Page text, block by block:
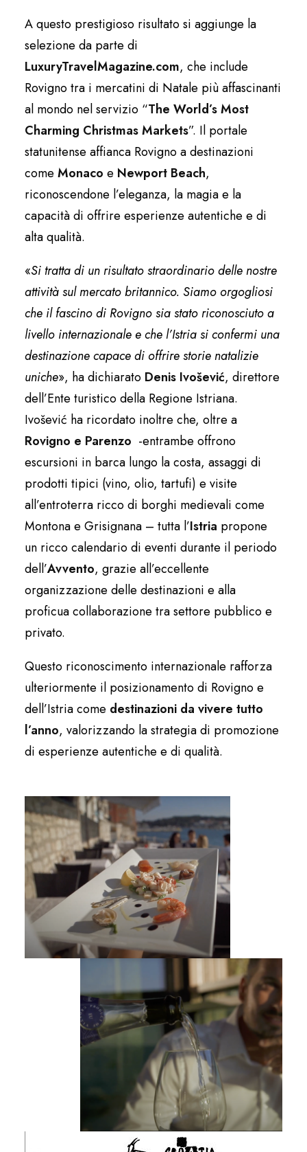
A questo prestigioso risultato si aggiunge la
selezione da parte di
LuxuryTravelMagazine.com, che include
Rovigno tra i mercatini di Natale più affascinanti
al mondo nel servizio “The World’s Most
Charming Christmas Markets”. Il portale
statunitense affianca Rovigno a destinazioni
come Monaco e Newport Beach,
riconoscendone l’eleganza, la magia e la
capacità di offrire esperienze autentiche e di
alta qualità.
«Si tratta di un risultato straordinario delle nostre
attività sul mercato britannico. Siamo orgogliosi
che il fascino di Rovigno sia stato riconosciuto a
livello internazionale e che l’Istria si confermi una
destinazione capace di offrire storie natalizie
uniche», ha dichiarato Denis Ivošević, direttore
dell’Ente turistico della Regione Istriana.
Ivošević ha ricordato inoltre che, oltre a
Rovigno e Parenzo -entrambe offrono
escursioni in barca lungo la costa, assaggi di
prodotti tipici (vino, olio, tartufi) e visite
all’entroterra ricco di borghi medievali come
Montona e Grisignana – tutta l’Istria propone
un ricco calendario di eventi durante il periodo
dell’Avvento, grazie all’eccellente
organizzazione delle destinazioni e alla
proficua collaborazione tra settore pubblico e
privato.
Questo riconoscimento internazionale rafforza
ulteriormente il posizionamento di Rovigno e
dell’Istria come destinazioni da vivere tutto
l’anno, valorizzando la strategia di promozione
di esperienze autentiche e di qualità.